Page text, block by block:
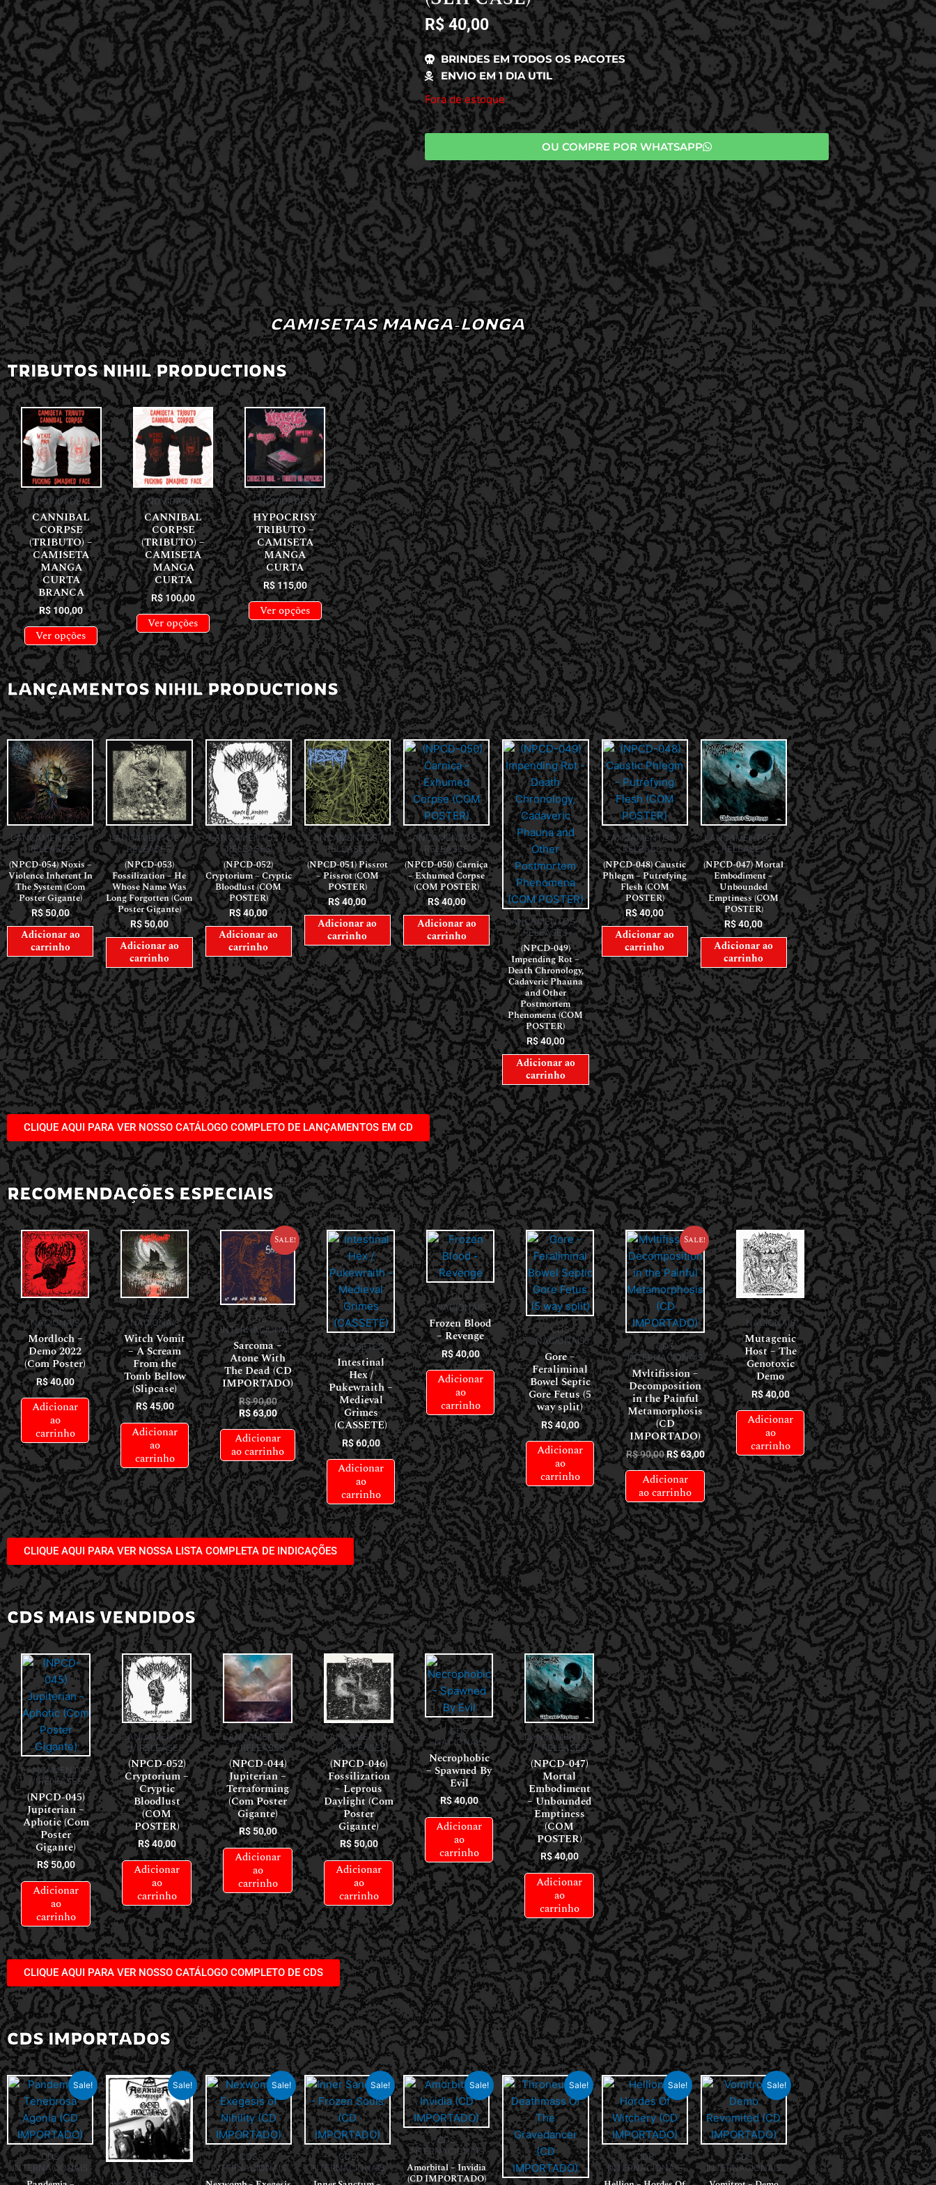
R$40,00
BRINDES EM TODOS OS PACOTES
ENVIO EM 1 DIA UTIL
Fora de estoque
OU COMPRE POR WHATSAPP
CAMISETAS MANGA-LONGA
TRIBUTOS NIHIL PRODUCTIONS
NOVIDADES
CANNIBAL
CORPSE
(TRIBUTO) –
CAMISETA
MANGA
CURTA
BRANCA
R$100,00
Ver opções
NOVIDADES
CANNIBAL
CORPSE
(TRIBUTO) –
CAMISETA
MANGA
CURTA
R$100,00
Ver opções
NOVIDADES
HYPOCRISY
TRIBUTO –
CAMISETA
MANGA
CURTA
R$115,00
Ver opções
LANÇAMENTOS NIHIL PRODUCTIONS
LANÇAMENTOS //
RELEASES
(NPCD-054) Noxis –
Violence Inherent In
The System (Com
Poster Gigante)
R$50,00
Adicionar ao
carrinho
LANÇAMENTOS //
RELEASES
(NPCD-053)
Fossilization – He
Whose Name Was
Long Forgotten (Com
Poster Gigante)
R$50,00
Adicionar ao
carrinho
LANÇAMENTOS //
RELEASES
(NPCD-052)
Cryptorium – Cryptic
Bloodlust (COM
POSTER)
R$40,00
Adicionar ao
carrinho
LANÇAMENTOS //
RELEASES
(NPCD-051) Pissrot
– Pissrot (COM
POSTER)
R$40,00
Adicionar ao
carrinho
LANÇAMENTOS //
RELEASES
(NPCD-050) Carniça
– Exhumed Corpse
(COM POSTER)
R$40,00
Adicionar ao
carrinho
LANÇAMENTOS //
RELEASES
(NPCD-049)
Impending Rot –
Death Chronology,
Cadaveric Phauna
and Other
Postmortem
Phenomena (COM
POSTER)
R$40,00
Adicionar ao
carrinho
LANÇAMENTOS //
RELEASES
(NPCD-048) Caustic
Phlegm – Putrefying
Flesh (COM
POSTER)
R$40,00
Adicionar ao
carrinho
LANÇAMENTOS //
RELEASES
(NPCD-047) Mortal
Embodiment –
Unbounded
Emptiness (COM
POSTER)
R$40,00
Adicionar ao
carrinho
CLIQUE AQUI PARA VER NOSSO CATÁLOGO COMPLETO DE LANÇAMENTOS EM CD
RECOMENDAÇÕES ESPECIAIS
CDS
NACIONAIS
Mordloch –
Demo 2022
(Com Poster)
R$40,00
Adicionar
ao
carrinho
CDS
NACIONAIS
Witch Vomit
– A Scream
From the
Tomb Bellow
(Slipcase)
R$45,00
Adicionar
ao
carrinho
Sale!
CDS
INTERNACIONAIS
Sarcoma –
Atone With
The Dead (CD
IMPORTADO)
R$90,00
R$63,00
Adicionar
ao carrinho
CASSETES
Intestinal
Hex /
Pukewraith –
Medieval
Grimes
(CASSETE)
R$60,00
Adicionar
ao
carrinho
CDS
NACIONAIS
Frozen Blood
– Revenge
R$40,00
Adicionar
ao
carrinho
CDS
NACIONAIS
Gore –
Feraliminal
Bowel Septic
Gore Fetus (5
way split)
R$40,00
Adicionar
ao
carrinho
Sale!
CDS
INTERNACIONAIS
Mvltifission –
Decomposition
in the Painful
Metamorphosis
(CD
IMPORTADO)
R$90,00R$63,00
Adicionar
ao carrinho
CDS
NACIONAIS
Mutagenic
Host – The
Genotoxic
Demo
R$40,00
Adicionar
ao
carrinho
CLIQUE AQUI PARA VER NOSSA LISTA COMPLETA DE INDICAÇÕES
CDS MAIS VENDIDOS
LANÇAMENTOS
// RELEASES
(NPCD-045)
Jupiterian –
Aphotic (Com
Poster
Gigante)
R$50,00
Adicionar
ao
carrinho
LANÇAMENTOS
// RELEASES
(NPCD-052)
Cryptorium –
Cryptic
Bloodlust
(COM
POSTER)
R$40,00
Adicionar
ao
carrinho
LANÇAMENTOS
// RELEASES
(NPCD-044)
Jupiterian –
Terraforming
(Com Poster
Gigante)
R$50,00
Adicionar
ao
carrinho
LANÇAMENTOS
// RELEASES
(NPCD-046)
Fossilization
– Leprous
Daylight (Com
Poster
Gigante)
R$50,00
Adicionar
ao
carrinho
CDS
NACIONAIS
Necrophobic
– Spawned By
Evil
R$40,00
Adicionar
ao
carrinho
LANÇAMENTOS
// RELEASES
(NPCD-047)
Mortal
Embodiment
– Unbounded
Emptiness
(COM
POSTER)
R$40,00
Adicionar
ao
carrinho
CLIQUE AQUI PARA VER NOSSO CATÁLOGO COMPLETO DE CDS
CDS IMPORTADOS
Sale!
CDS
INTERNACIONAIS
Sale!
CDS
Sale!
CDS
INTERNACIONAIS
Sale!
CDS
INTERNACIONAIS
Sale!
CDS
INTERNACIONAIS
Amorbital – Invidia
(CD IMPORTADO)
Sale! Sale!
CDS
INTERNACIONAIS
Sale!
CDS
INTERNACIONAIS